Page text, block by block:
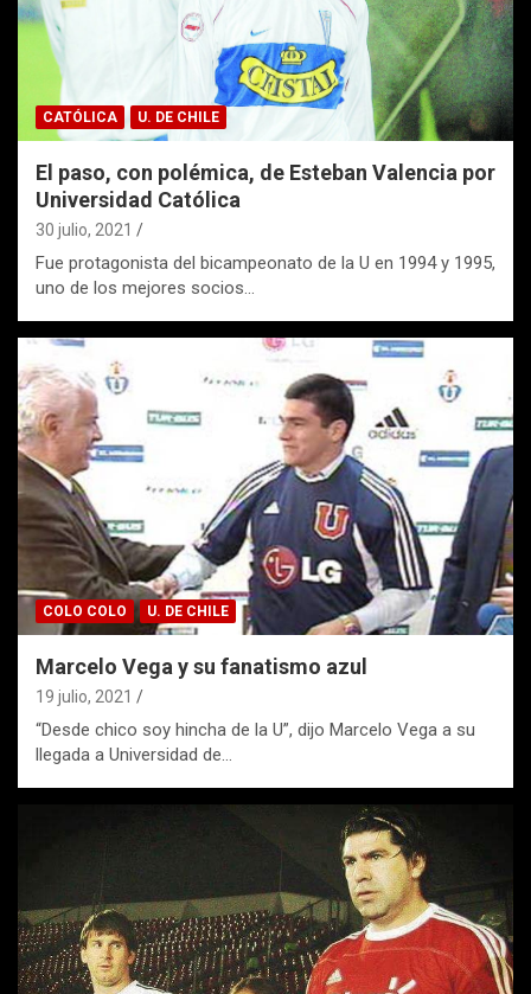
CATÓLICA U. DE CHILE
El paso, con polémica, de Esteban Valencia por
Universidad Católica
30 julio, 2021
Fue protagonista del bicampeonato de la U en 1994 y 1995,
uno de los mejores socios…
COLO COLO U. DE CHILE
Marcelo Vega y su fanatismo azul
19 julio, 2021
“Desde chico soy hincha de la U”, dijo Marcelo Vega a su
llegada a Universidad de…